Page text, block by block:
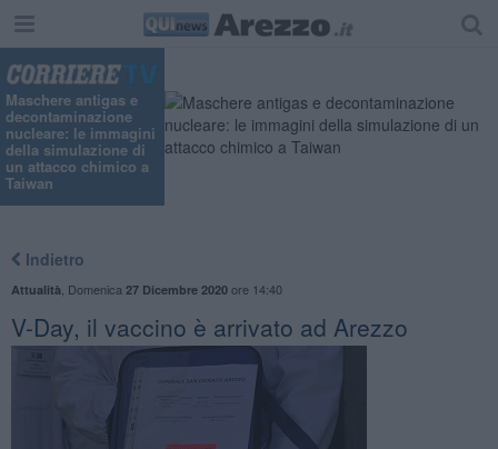
Maschere antigas e
decontaminazione
nucleare: le immagini
della simulazione di
un attacco chimico a
Taiwan
Indietro
Attualità Domenica 27 Dicembre 2020ore 14:40
V-Day, il vaccino è arrivato ad Arezzo